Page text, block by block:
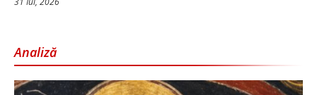
Analiză